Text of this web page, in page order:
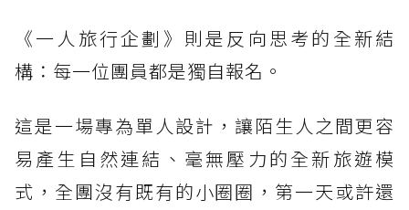
《一人旅行企劃》則是反向思考的全新結
構：每一位團員都是獨自報名。
這是一場專為單人設計，讓陌生人之間更容
易產生自然連結、毫無壓力的全新旅遊模
式，全團沒有既有的小圈圈，第一天或許還